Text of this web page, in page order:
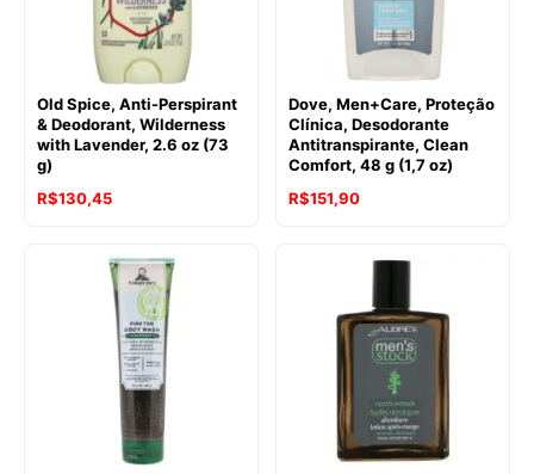
Old Spice, Anti-Perspirant
& Deodorant, Wilderness
with Lavender, 2.6 oz (73
g)
R$130,45
Dove, Men+Care, Proteção
Clínica, Desodorante
Antitranspirante, Clean
Comfort, 48 g (1,7 oz)
R$151,90